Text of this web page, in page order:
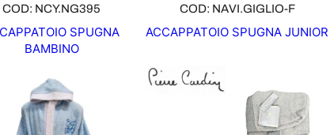
COD: NCY.NG395
SPUGNA
BAMBINO
COD: NAVI.GIGLIO-F
ACCAPPATOIO SPUGNA JUNIOR